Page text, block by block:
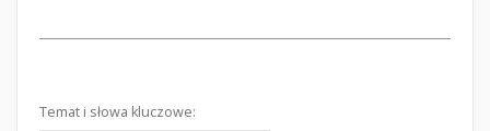
Temat i słowa kluczowe: